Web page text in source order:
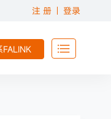
注 册 登录
FALINK 